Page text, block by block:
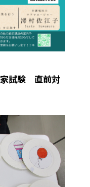
家試験 直前対